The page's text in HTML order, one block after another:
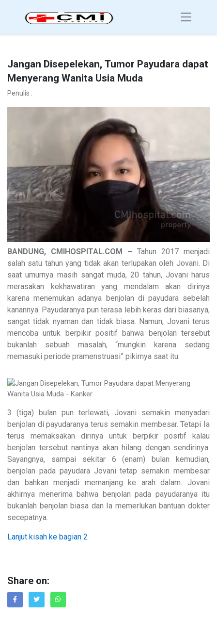
Jangan Disepelekan, Tumor Payudara dapat
Menyerang Wanita Usia Muda
Penulis :
BANDUNG, CMIHOSPITAL.COM – Tahun 2017 menjadi
salah satu tahun yang tidak akan terlupakan oleh Jovani. Di
saat umurnya masih sangat muda, 20 tahun, Jovani harus
merasakan kekhawatiran yang mendalam akan dirinya
karena menemukan adanya benjolan di payudara sebelah
kanannya. Payudaranya pun terasa lebih keras dari biasanya,
sangat tidak nyaman dan tidak biasa. Namun, Jovani terus
mencoba untuk berpikir positif bahwa benjolan tersebut
bukanlah sebuah masalah, “mungkin karena sedang
memasuki periode pramenstruasi” pikirnya saat itu.
3 (tiga) bulan pun terlewati, Jovani semakin menyadari
benjolan di payudaranya terus semakin membesar. Tetapi Ia
terus memaksakan dirinya untuk berpikir positif kalau
benjolan tersebut nantinya akan hilang dengan sendirinya.
Sayangnya, sampai sekitar 6 (enam) bulan kemudian,
benjolan pada payudara Jovani tetap semakin membesar
dan bahkan menjadi memanjang ke arah dalam. Jovani
akhirnya menerima bahwa benjolan pada payudaranya itu
bukanlah benjolan biasa dan Ia memerlukan bantuan dokter
secepatnya.
Lanjut kisah ke bagian 2
Share on: